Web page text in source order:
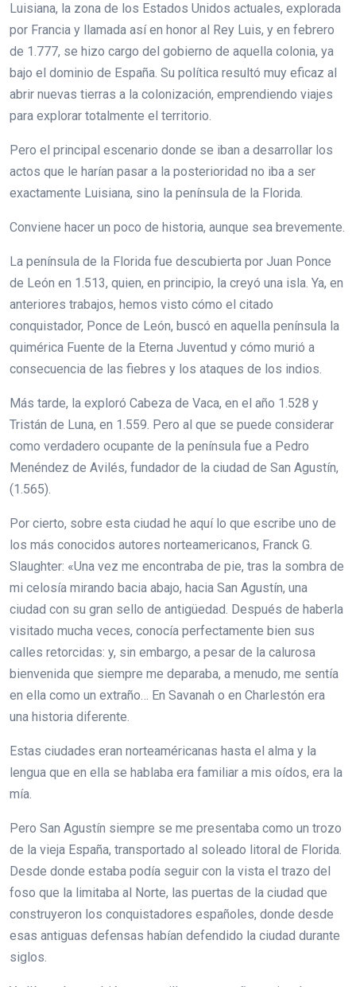
Luisiana, la zona de los Estados Unidos actuales, explorada
por Francia y llamada así en honor al Rey Luis, y en febrero
de 1.777, se hizo cargo del gobierno de aquella colonia, ya
bajo el dominio de España. Su política resultó muy eficaz al
abrir nuevas tierras a la colonización, emprendiendo viajes
para explorar totalmente el territorio.
Pero el principal escenario donde se iban a desarrollar los
actos que le harían pasar a la posterioridad no iba a ser
exactamente Luisiana, sino la península de la Florida.
Conviene hacer un poco de historia, aunque sea brevemente.
La península de la Florida fue descubierta por Juan Ponce
de León en 1.513, quien, en principio, la creyó una isla. Ya, en
anteriores trabajos, hemos visto cómo el citado
conquistador, Ponce de León, buscó en aquella península la
quimérica Fuente de la Eterna Juventud y cómo murió a
consecuencia de las fiebres y los ataques de los indios.
Más tarde, la exploró Cabeza de Vaca, en el año 1.528 y
Tristán de Luna, en 1.559. Pero al que se puede considerar
como verdadero ocupante de la península fue a Pedro
Menéndez de Avilés, fundador de la ciudad de San Agustín,
(1.565).
Por cierto, sobre esta ciudad he aquí lo que escribe uno de
los más conocidos autores norteamericanos, Franck G.
Slaughter: «Una vez me encontraba de pie, tras la sombra de
mi celosía mirando bacia abajo, hacia San Agustín, una
ciudad con su gran sello de antigüedad. Después de haberla
visitado mucha veces, conocía perfectamente bien sus
calles retorcidas: y, sin embargo, a pesar de la calurosa
bienvenida que siempre me deparaba, a menudo, me sentía
en ella como un extraño… En Savanah o en Charlestón era
una historia diferente.
Estas ciudades eran norteaméricanas hasta el alma y la
lengua que en ella se hablaba era familiar a mis oídos, era la
mía.
Pero San Agustín siempre se me presentaba como un trozo
de la vieja España, transportado al soleado litoral de Florida.
Desde donde estaba podía seguir con la vista el trazo del
foso que la limitaba al Norte, las puertas de la ciudad que
construyeron los conquistadores españoles, donde desde
esas antiguas defensas habían defendido la ciudad durante
siglos.